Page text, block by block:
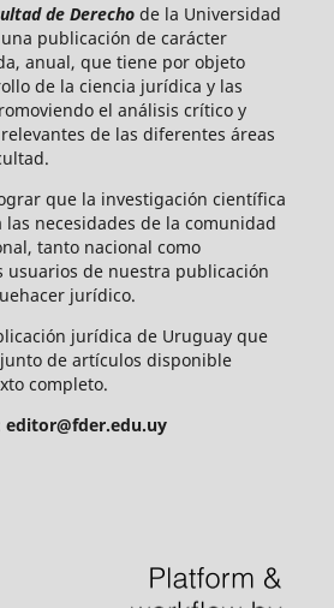
de Derecho de la Universidad
publicación de carácter
anual, que tiene por objeto
de la ciencia jurídica y las
el análisis crítico y
de las diferentes áreas
que la investigación científica
necesidades de la comunidad
tanto nacional como
usuarios de nuestra publicación
jurídico.
jurídica de Uruguay que
de artículos disponible
completo.
editor@fder.edu.uy